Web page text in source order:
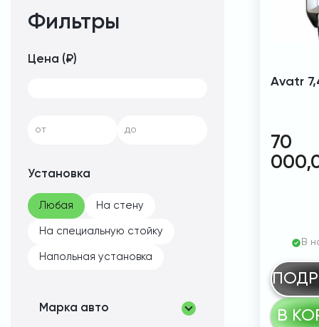
Фильтры
Цена (₽)
от до
Установка
Любая На стену
На специальную стойку
Напольная установка
Марка авто
Avatr
70
В
В